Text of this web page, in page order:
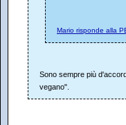
Mario risponde alla
Sono sempre più
vegano".